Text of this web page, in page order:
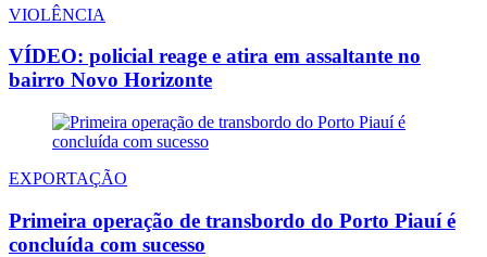
VIOLÊNCIA
VÍDEO: policial reage e atira em assaltante no
bairro Novo Horizonte
EXPORTAÇÃO
Primeira operação de transbordo do Porto Piauí é
concluída com sucesso